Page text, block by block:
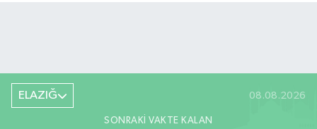
ELAZIĞ 08.08.2026
SONRAKI VAKTE KALAN